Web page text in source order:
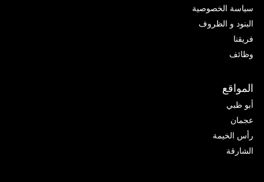
سياسة الخصوصية
البنود و الظروف
فريقنا
وظائف
المواقع
أبو ظبي
عجمان
رأس الخيمة
الشارقة